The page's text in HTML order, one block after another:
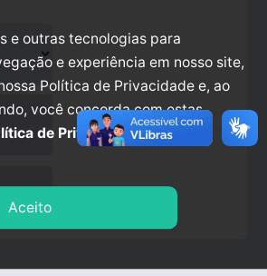
e outras tecnologias para
e experiência em nosso site,
Política de Privacidade e, ao
você concorda com estas
de Privacidade.
Aceito